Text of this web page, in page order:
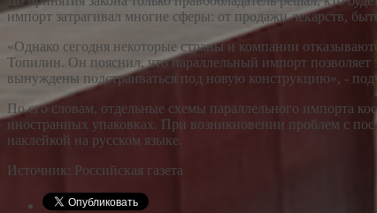
импорт затрагивал многие сферы: от продажи лекарств,
«Однако сегодня некоторые страны и компании
Топилин. Он пояснил, что параллельный импорт позволяет
вынуждены подстраиваться под новую конструкцию», -
По его словам, отдельные схемы параллельного импорта
иностранных упаковках. При возникновении проблем с
наклейкой на русском языке.
Источник: Российская газета